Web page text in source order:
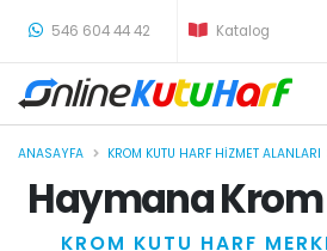
546 604 44 42 Katalog
ANASAYFA KROM KUTU HARF HIZMET ALANLARI
Haymana
KROM KUTU HARF